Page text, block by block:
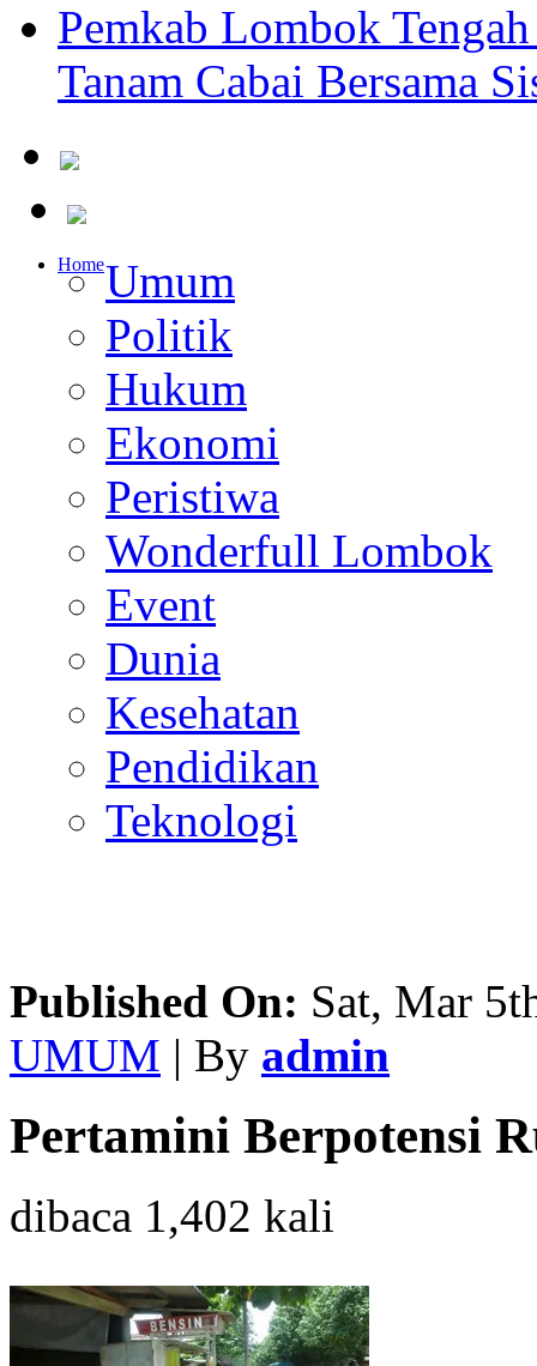
Pemkab Lombok
Tanam Cabai Bersama
HomeUmum
Politik
Hukum
Ekonomi
Peristiwa
Wonderfull Lombok
Event
Dunia
Kesehatan
Pendidikan
Teknologi
Published On: Sat, Mar
UMUM | By admin
Pertamini Berpotensi
dibaca 1,402 kali